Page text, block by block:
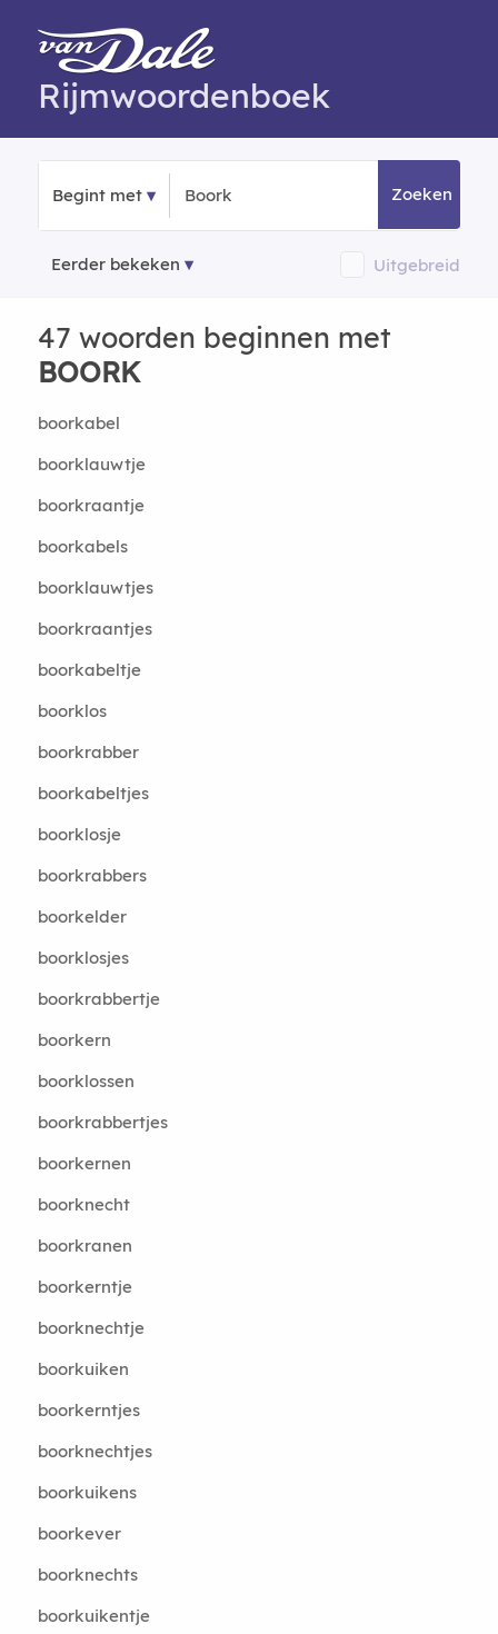
Rijmwoordenboek
Begint met Zoeken
Eerder bekeken Uitgebreid
47 woorden beginnen met
BOORK
boorkabel
boorklauwtje
boorkraantje
boorkabels
boorklauwtjes
boorkraantjes
boorkabeltje
boorklos
boorkrabber
boorkabeltjes
boorklosje
boorkrabbers
boorkelder
boorklosjes
boorkrabbertje
boorkern
boorklossen
boorkrabbertjes
boorkernen
boorknecht
boorkranen
boorkerntje
boorknechtje
boorkuiken
boorkerntjes
boorknechtjes
boorkuikens
boorkever
boorknechts
boorkuikentje